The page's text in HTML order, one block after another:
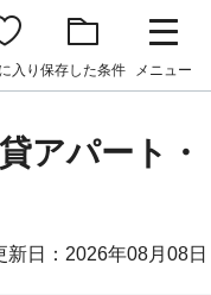
入り 保存した条件 メニュー
アパート・
日：2026年08月08日